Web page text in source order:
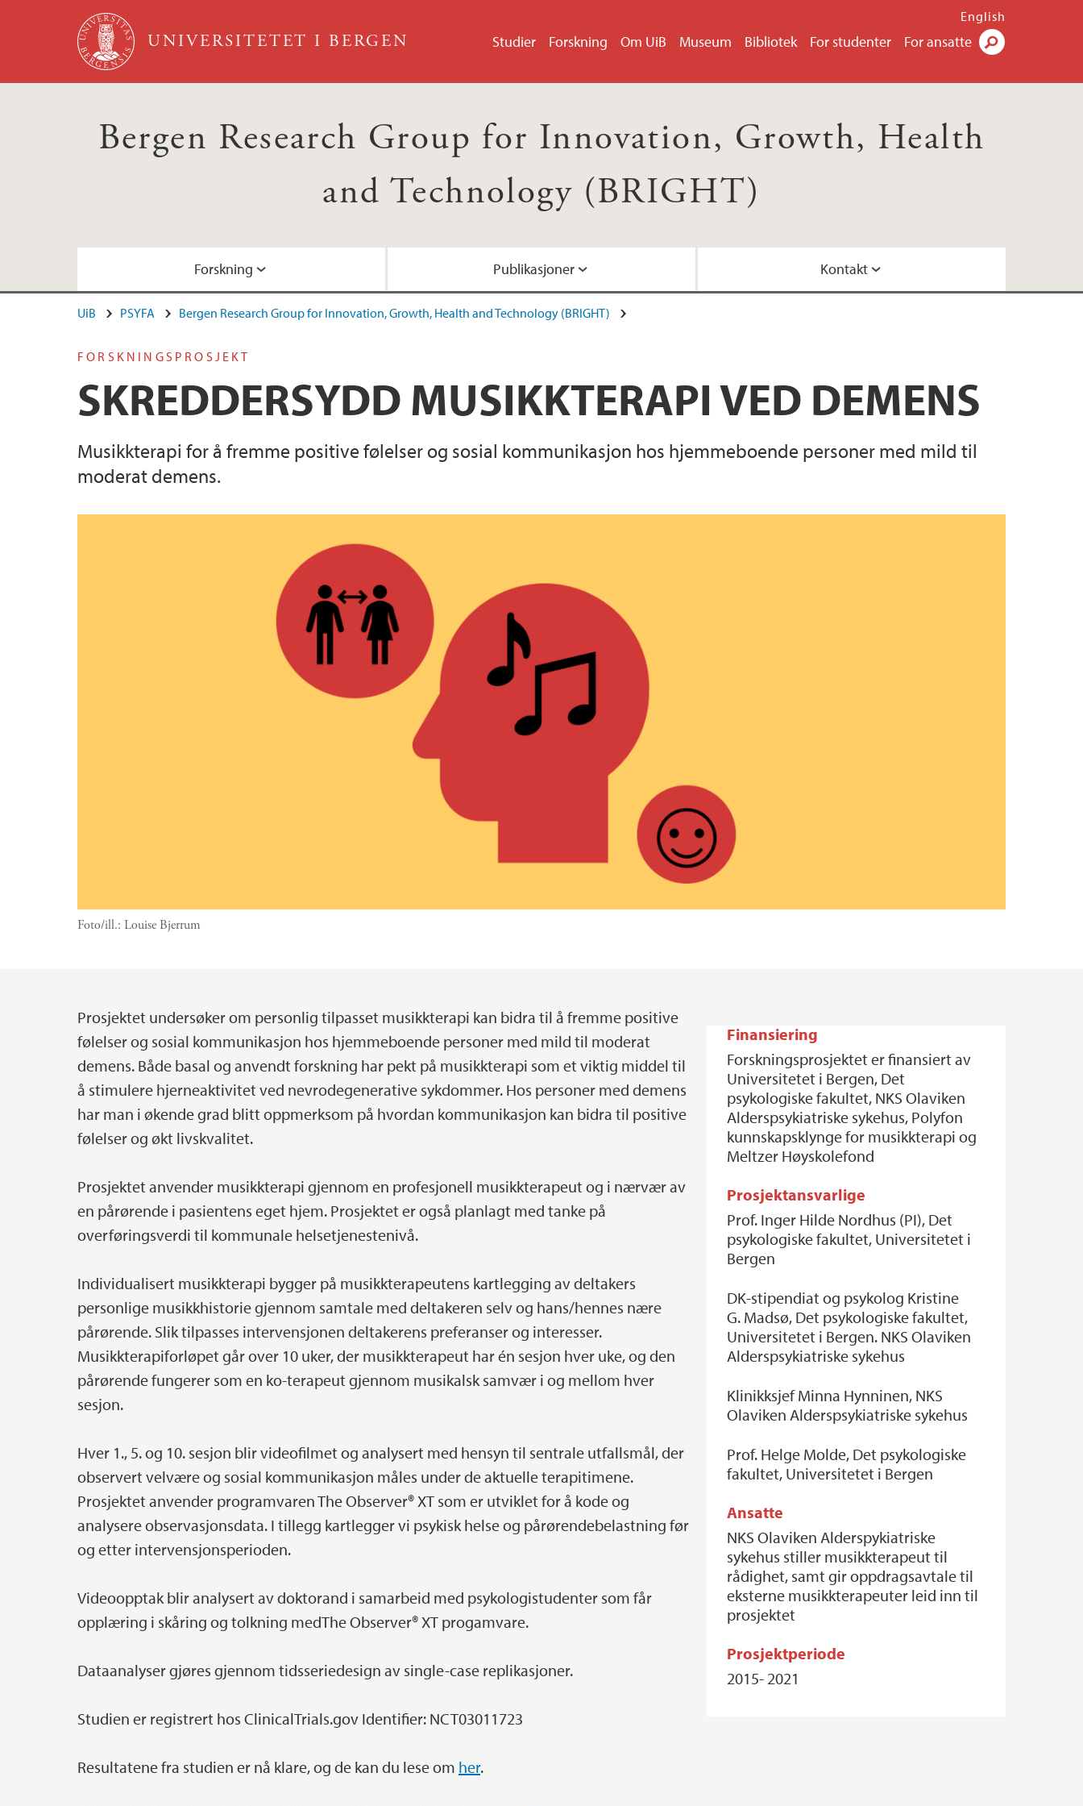
Hopp til hovedinnhold
UNIVERSITETET I BERGEN Studier Forskning Om UiB Museum Bibliotek For studenter For ansatte
English
Bergen Research Group for Innovation, Growth, Health
and Technology (BRIGHT)
Forskning
Forskningsprosjekter The Human Light Lab
Forskningsdager
Publikasjoner
Bøker og formidling Vitenskapelige publikasjoner
Kontakt
Medlemmer
UiB PSYFA Bergen Research Group for Innovation, Growth, Health and Technology (BRIGHT)
FORSKNINGSPROSJEKT
SKREDDERSYDD MUSIKKTERAPI VED DEMENS
Musikkterapi for å fremme positive følelser og sosial kommunikasjon hos hjemmeboende personer med mild til
moderat demens.
Foto/ill.: Louise Bjerrum
Hovedinnhold
Prosjektet undersøker om personlig tilpasset musikkterapi kan bidra til å fremme positive
følelser og sosial kommunikasjon hos hjemmeboende personer med mild til moderat
demens. Både basal og anvendt forskning har pekt på musikkterapi som et viktig middel til
å stimulere hjerneaktivitet ved nevrodegenerative sykdommer. Hos personer med demens
har man i økende grad blitt oppmerksom på hvordan kommunikasjon kan bidra til positive
følelser og økt livskvalitet.
Prosjektet anvender musikkterapi gjennom en profesjonell musikkterapeut og i nærvær av
en pårørende i pasientens eget hjem. Prosjektet er også planlagt med tanke på
overføringsverdi til kommunale helsetjenestenivå.
Individualisert musikkterapi bygger på musikkterapeutens kartlegging av deltakers
personlige musikkhistorie gjennom samtale med deltakeren selv og hans/hennes nære
pårørende. Slik tilpasses intervensjonen deltakerens preferanser og interesser.
Musikkterapiforløpet går over 10 uker, der musikkterapeut har én sesjon hver uke, og den
pårørende fungerer som en ko-terapeut gjennom musikalsk samvær i og mellom hver
sesjon.
Hver 1., 5. og 10. sesjon blir videofilmet og analysert med hensyn til sentrale utfallsmål, der
observert velvære og sosial kommunikasjon måles under de aktuelle terapitimene.
Prosjektet anvender programvaren The Observer® XT som er utviklet for å kode og
analysere observasjonsdata. I tillegg kartlegger vi psykisk helse og pårørendebelastning før
og etter intervensjonsperioden.
Videoopptak blir analysert av doktorand i samarbeid med psykologistudenter som får
opplæring i skåring og tolkning medThe Observer® XT progamvare.
Dataanalyser gjøres gjennom tidsseriedesign av single-case replikasjoner.
Studien er registrert hos ClinicalTrials.gov Identifier: NCT03011723
Resultatene fra studien er nå klare, og de kan du lese om her.
Finansiering
Forskningsprosjektet er finansiert av
Universitetet i Bergen, Det
psykologiske fakultet, NKS Olaviken
Alderspsykiatriske sykehus, Polyfon
kunnskapsklynge for musikkterapi og
Meltzer Høyskolefond
Prosjektansvarlige
Prof. Inger Hilde Nordhus (PI), Det
psykologiske fakultet, Universitetet i
Bergen
DK-stipendiat og psykolog Kristine
G. Madsø, Det psykologiske fakultet,
Universitetet i Bergen. NKS Olaviken
Alderspsykiatriske sykehus
Klinikksjef Minna Hynninen, NKS
Olaviken Alderspsykiatriske sykehus
Prof. Helge Molde, Det psykologiske
fakultet, Universitetet i Bergen
Ansatte
NKS Olaviken Alderspykiatriske
sykehus stiller musikkterapeut til
rådighet, samt gir oppdragsavtale til
eksterne musikkterapeuter leid inn til
prosjektet
Prosjektperiode
2015- 2021